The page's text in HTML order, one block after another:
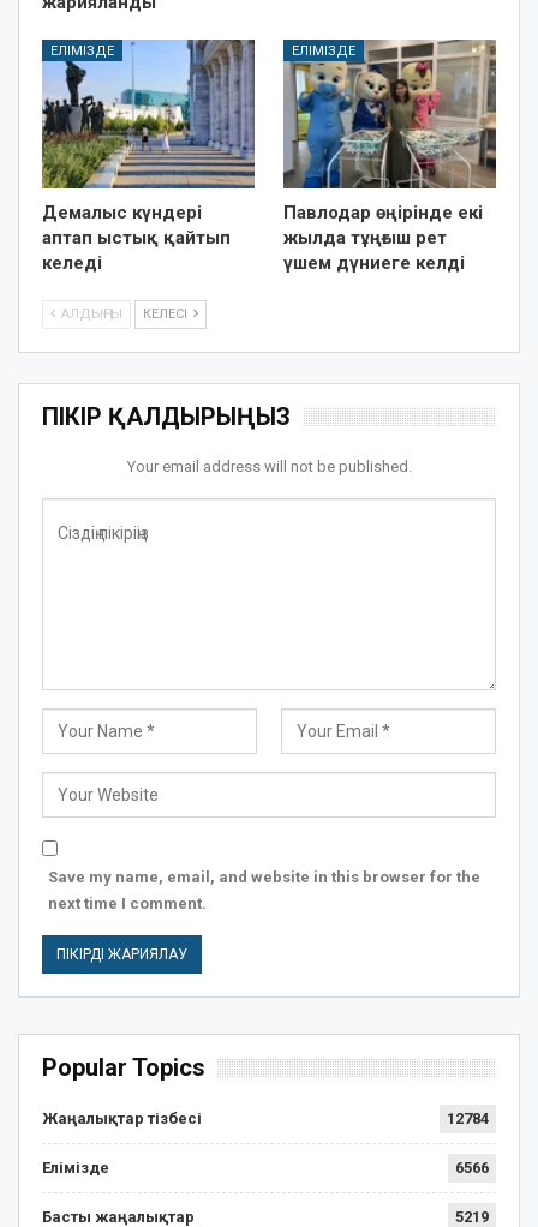
ЕЛІМІЗДЕ
Демалыс күндері
аптап ыстық қайтып
келеді
ЕЛІМІЗДЕ
Павлодар өңірінде екі
жылда тұңғыш рет
үшем дүниеге келді
АЛДЫҢҒЫ КЕЛЕСІ
ПІКІР ҚАЛДЫРЫҢЫЗ
Your email address will not be published.
Save my name, email, and website in this browser for the
next time I comment.
Popular Topics
Жаңалықтар тізбесі 12784
Елімізде 6566
Басты жаңалықтар 5219